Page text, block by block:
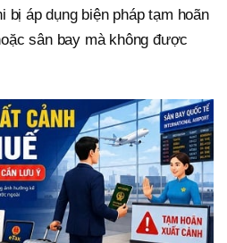
bị áp dụng biện pháp tạm hoãn
sân bay mà không được